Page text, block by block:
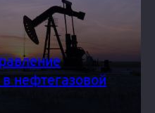
нефтегазовой